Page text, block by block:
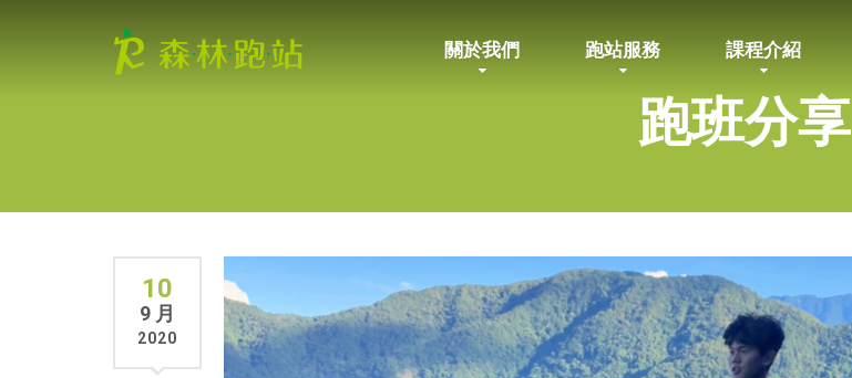
關於我們 跑站服務 課程介紹
跑班分享
10
9 月
2020